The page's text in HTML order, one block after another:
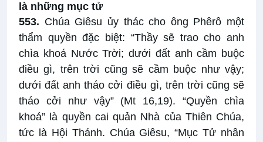
là những mục tử
553. Chúa Giêsu ủy thác cho ông Phêrô một
thẩm quyền đặc biệt: “Thầy sẽ trao cho anh
chìa khoá Nước Trời; dưới đất anh cầm buộc
điều gì, trên trời cũng sẽ cầm buộc như vậy;
dưới đất anh tháo cởi điều gì, trên trời cũng sẽ
tháo cởi như vậy” (Mt 16,19). “Quyền chìa
khoá” là quyền cai quản Nhà của Thiên Chúa,
tức là Hội Thánh. Chúa Giêsu, “Mục Tử nhân